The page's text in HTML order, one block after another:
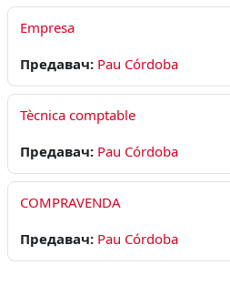
Empresa
Предавач: Pau Córdoba
Tècnica comptable
Предавач: Pau Córdoba
COMPRAVENDA
Предавач: Pau Córdoba